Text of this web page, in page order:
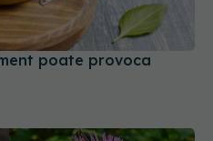
poate provoca